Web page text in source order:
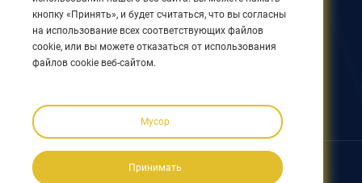
8562
0086
152
5144
1199
Подписывайтесь на нас:
кнопку «Принять», и будет считаться, что вы согласны
на использование всех соответствующих файлов
cookie, или вы можете отказаться от использования
файлов cookie веб-сайтом.
Мусор
Принимать